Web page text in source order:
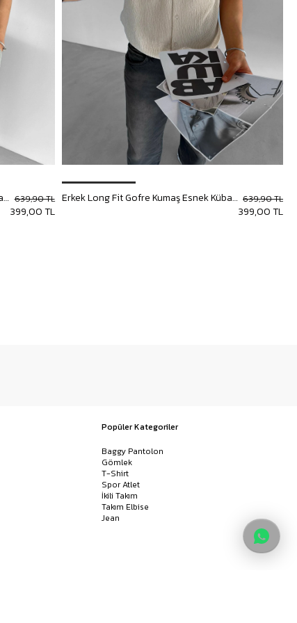
Erkek Long Fit Gofre Kumaş Esnek Küba Yaka Gömlek Siyah
399,00 TL
639,90 TL
Erkek Long Fit Gofre Kumaş Esnek Küba Yaka Gömlek Bej
399,00 TL
639,90 TL
Popüler Kategoriler
Baggy Pantolon
Gömlek
T-Shirt
Spor Atlet
İkili Takım
Takım Elbise
Jean